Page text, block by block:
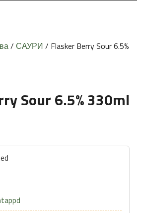
/ САУРИ / Flasker Berry Sour 6.5%
Sour 6.5% 330ml